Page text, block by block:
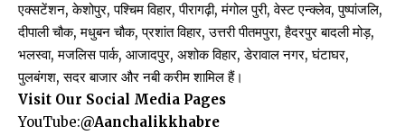
एक्सटेंशन, केशोपुर, पश्चिम विहार, पीरागढ़ी, मंगोल पुरी, वेस्ट एन्क्लेव, पुष्पांजलि,
दीपाली चौक, मधुबन चौक, प्रशांत विहार, उत्तरी पीतमपुरा, हैदरपुर बादली मोड़,
भलस्वा, मजलिस पार्क, आजादपुर, अशोक विहार, डेरावाल नगर, घंटाघर,
पुलबंगश, सदर बाजार और नबी करीम शामिल हैं।
Visit Our Social Media Pages
YouTube:@Aanchalikkhabre